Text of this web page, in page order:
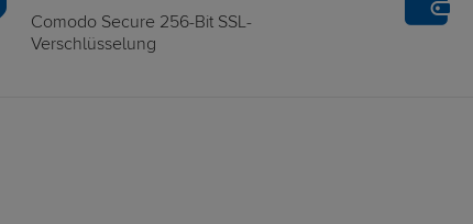
Comodo Secure 256-Bit SSL-
Verschlüsselung